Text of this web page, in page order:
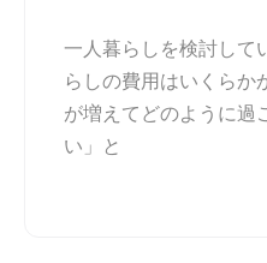
一人暮らしを検討して
らしの費用はいくらか
が増えてどのように過
い」と